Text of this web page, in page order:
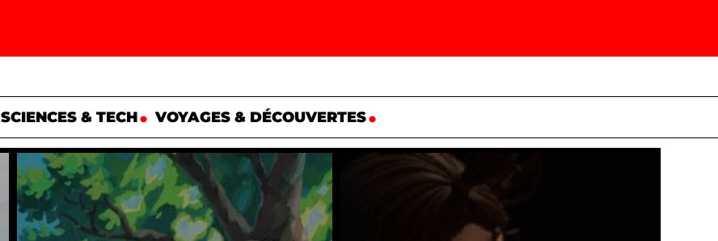
SCIENCES & TECH VOYAGES & DÉCOUVERTES